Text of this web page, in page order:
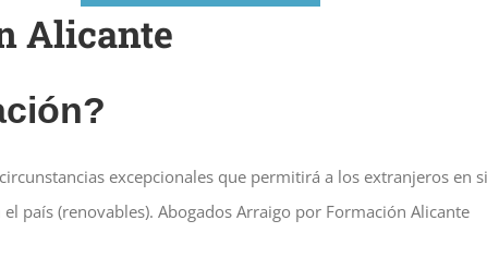
Alicante
excepcionales que permitirá a los extranjeros en
país (renovables). Abogados Arraigo por Formación Alicante